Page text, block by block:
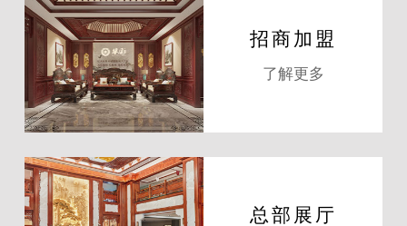
招商加盟
了解更多
总部展厅